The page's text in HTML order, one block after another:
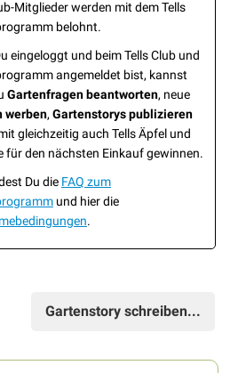
Mitglieder werden mit dem Tells
belohnt.
eingeloggt und beim Tells Club und
angemeldet bist, kannst
Gartenfragen beantworten, neue
werben, Gartenstorys publizieren
gleichzeitig auch Tells Äpfel und
für den nächsten Einkauf gewinnen.
Du die FAQ zum
und hier die
.
Gartenstory schreiben...